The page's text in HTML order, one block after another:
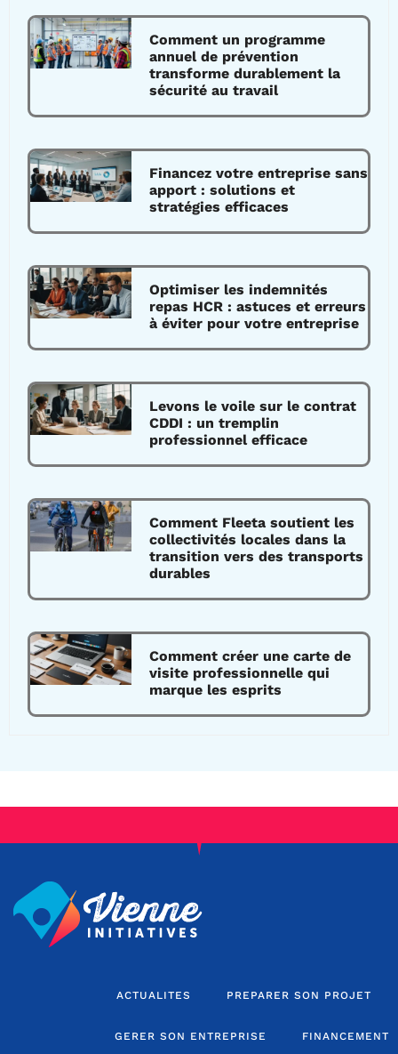
Comment un programme
annuel de prévention
transforme durablement la
sécurité au travail
Financez votre entreprise sans
apport : solutions et
stratégies efficaces
Optimiser les indemnités
repas HCR : astuces et erreurs
à éviter pour votre entreprise
Levons le voile sur le contrat
CDDI : un tremplin
professionnel efficace
Comment Fleeta soutient les
collectivités locales dans la
transition vers des transports
durables
Comment créer une carte de
visite professionnelle qui
marque les esprits
ACTUALITES PREPARER SON PROJET
GERER SON ENTREPRISE FINANCEMENT